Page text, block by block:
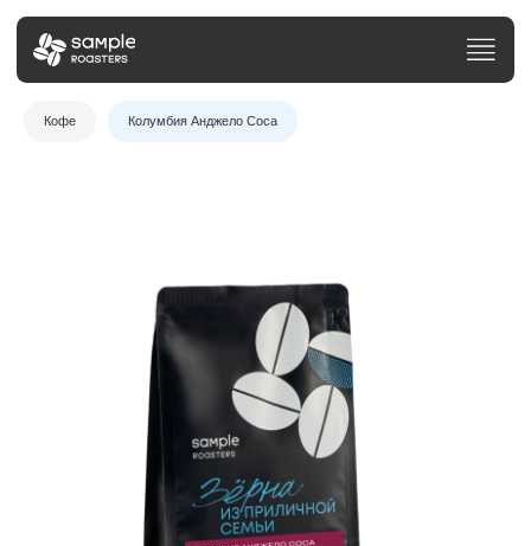
Кофе Колумбия Анджело Соса